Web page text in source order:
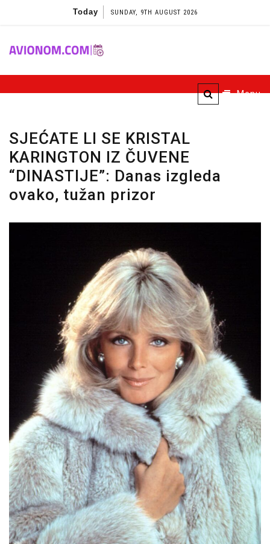
Today SUNDAY, 9TH AUGUST 2026
Avionom
Menu
SJEĆATE LI SE KRISTAL
KARINGTON IZ ČUVENE
“DINASTIJE”: Danas izgleda
ovako, tužan prizor